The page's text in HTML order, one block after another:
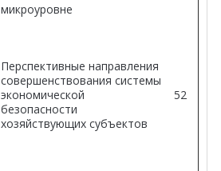
микроуровне
Перспективные направления
совершенствования системы
экономической
безопасности
хозяйствующих субъектов
52